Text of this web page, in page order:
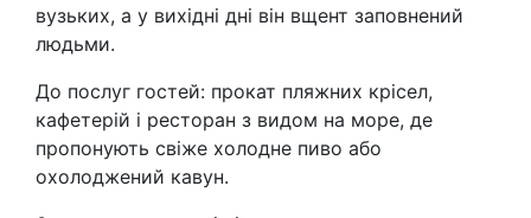
вузьких, а у вихідні дні він вщент заповнений
людьми.
До послуг гостей: прокат пляжних крісел,
кафетерій і ресторан з видом на море, де
пропонують свіже холодне пиво або
охолоджений кавун.